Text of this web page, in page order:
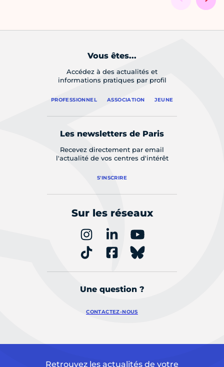
Vous êtes...
Accédez à des actualités et
informations pratiques par profil
PROFESSIONNEL ASSOCIATION JEUNE
Les newsletters de Paris
Recevez directement par email
l'actualité de vos centres d'intérêt
S'INSCRIRE
Sur les réseaux
Une question ?
CONTACTEZ-NOUS
Retrouvez les actualités de votre